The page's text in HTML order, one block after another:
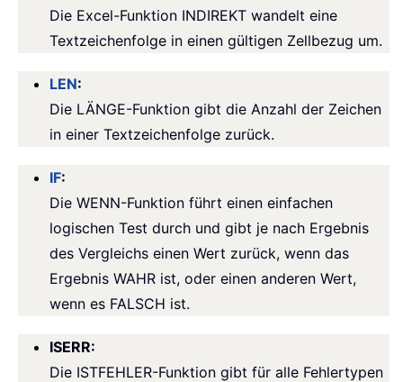
Die Excel-Funktion INDIREKT wandelt eine
Textzeichenfolge in einen gültigen Zellbezug um.
LEN:
Die LÄNGE-Funktion gibt die Anzahl der Zeichen
in einer Textzeichenfolge zurück.
IF:
Die WENN-Funktion führt einen einfachen
logischen Test durch und gibt je nach Ergebnis
des Vergleichs einen Wert zurück, wenn das
Ergebnis WAHR ist, oder einen anderen Wert,
wenn es FALSCH ist.
ISERR:
Die ISTFEHLER-Funktion gibt für alle Fehlertypen